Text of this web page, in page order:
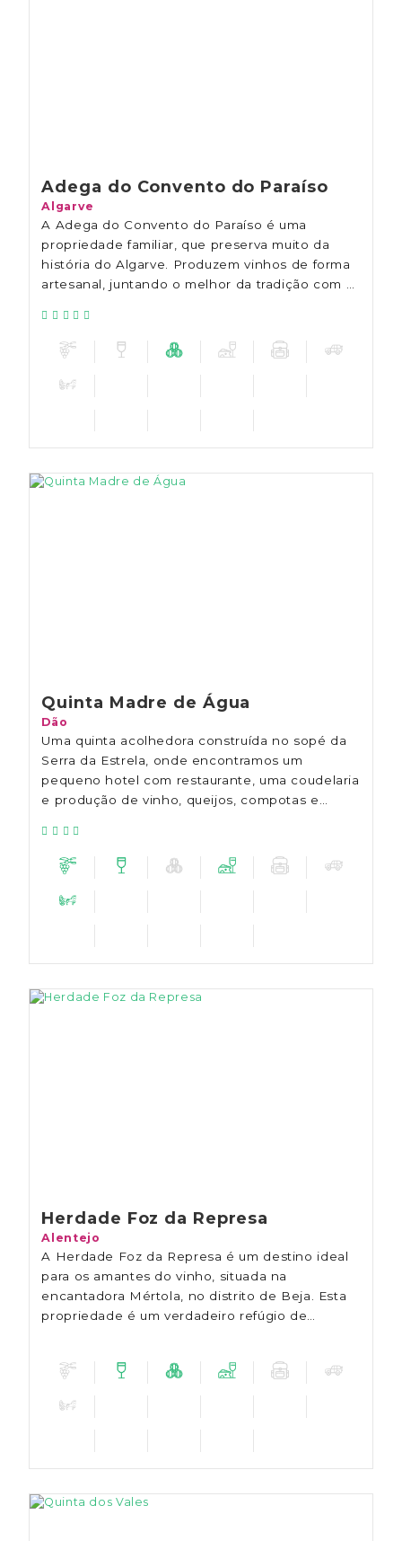
Adega do Convento do Paraíso
Algarve
A Adega do Convento do Paraíso é uma
propriedade familiar, que preserva muito da
história do Algarve. Produzem vinhos de forma
artesanal, juntando o melhor da tradição com a
carater único do terroir Algarvio.
Quinta Madre de Água
Dão
Uma quinta acolhedora construída no sopé da
Serra da Estrela, onde encontramos um
pequeno hotel com restaurante, uma coudelaria
e produção de vinho, queijos, compotas e
Herdade Foz da Represa
Alentejo
A Herdade Foz da Represa é um destino ideal
para os amantes do vinho, situada na
encantadora Mértola, no distrito de Beja. Esta
propriedade é um verdadeiro refúgio de